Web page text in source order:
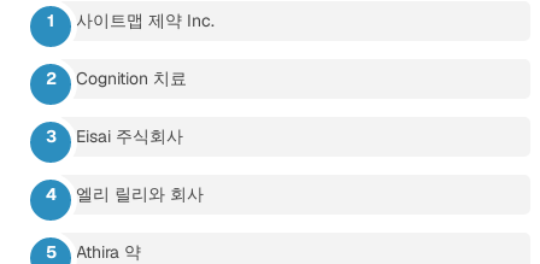
사이트맵 제약 Inc.
Cognition 치료
Eisai 주식회사
엘리 릴리와 회사
Athira 약